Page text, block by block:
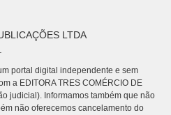
LTDA
portal digital independente e sem
a EDITORA TRES COMÉRCIO DE
judicial). Informamos também que não
não oferecemos cancelamento do